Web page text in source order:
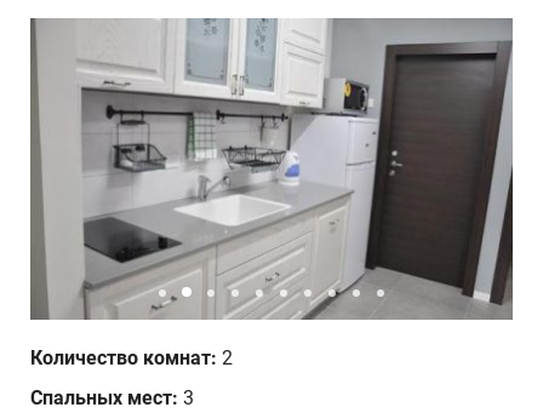
Количество комнат: 2
Спальных мест: 3
Дата заезда
Дата отъезда
Количество человек
Ваши пожелания